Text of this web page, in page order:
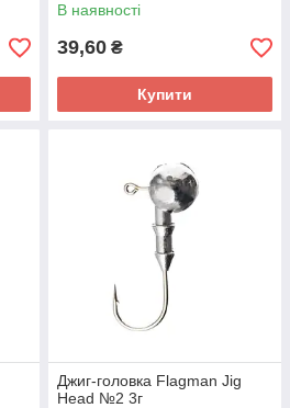
В наявності
39,60 ₴
Купити
Джиг-головка Flagman Jig
Head №2 3г